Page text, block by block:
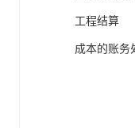
工程结算
成本的账务